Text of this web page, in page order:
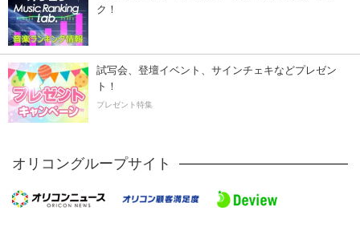
ク！
試写会、登壇イベント、サインチェキなどプレゼン
ト！
プレゼント特集
オリコングループサイト